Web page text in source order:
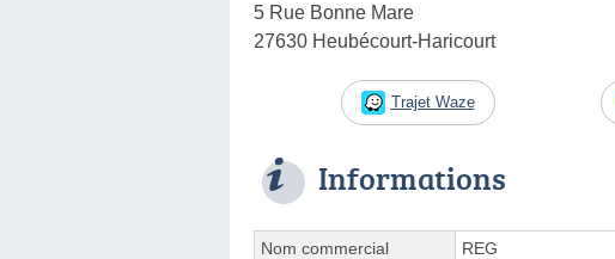
5 Rue Bonne Mare
27630 Heubécourt-Haricourt
Trajet Waze
Informations
Nom commercial
REG